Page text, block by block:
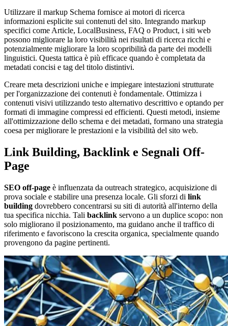
Utilizzare il markup Schema fornisce ai motori di ricerca
informazioni esplicite sui contenuti del sito. Integrando markup
specifici come Article, LocalBusiness, FAQ o Product, i siti web
possono migliorare la loro visibilità nei risultati di ricerca ricchi e
potenzialmente migliorare la loro scopribilità da parte dei modelli
linguistici. Questa tattica è più efficace quando è completata da
metadati concisi e tag del titolo distintivi.
Creare meta descrizioni uniche e impiegare intestazioni strutturate
per l'organizzazione dei contenuti è fondamentale. Ottimizza i
contenuti visivi utilizzando testo alternativo descrittivo e optando per
formati di immagine compressi ed efficienti. Questi metodi, insieme
all'ottimizzazione dello schema e dei metadati, formano una strategia
coesa per migliorare le prestazioni e la visibilità del sito web.
Link Building, Backlink e Segnali Off-
Page
SEO off-page è influenzata da outreach strategico, acquisizione di
prova sociale e stabilire una presenza locale. Gli sforzi di link
building dovrebbero concentrarsi su siti di autorità all'interno della
tua specifica nicchia. Tali backlink servono a un duplice scopo: non
solo migliorano il posizionamento, ma guidano anche il traffico di
riferimento e favoriscono la crescita organica, specialmente quando
provengono da pagine pertinenti.